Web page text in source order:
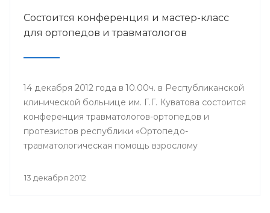
Состоится конференция и мастер-класс
для ортопедов и травматологов
14 декабря 2012 года в 10.00ч. в Республиканской
клинической больнице им. Г.Г. Куватова состоится
конференция травматологов-ортопедов и
протезистов республики «Ортопедо-
травматологическая помощь взрослому
Мероприятие организовано Минздравом РБ в
13 декабря 2012